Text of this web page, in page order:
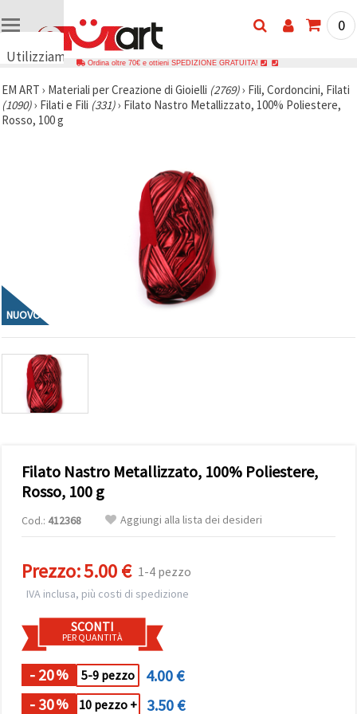
Utilizziamo
🍪
Utilizziamo
cookie e
analitici, di
marketing e
funzionali
per
migliorare
offerta e
visualizzare
contenuti
personalizzati.
tutti i
cookie. •
Clicca su
Cookie" per
personalizzare
Puoi
o revocare
consenso
in qualsiasi
momento.
Per ulteriori
informazioni,
consultare
la nostra
0
Ordina oltre 70€ e ottieni SPEDIZIONE GRATUITA!
EM ART › Materiali per Creazione di Gioielli (2769)› Fili, Cordoncini, Filati
(1090)› Filati e Fili (331)› Filato Nastro Metallizzato, 100% Poliestere,
Rosso, 100 g
NUOVO
Filato Nastro Metallizzato, 100% Poliestere,
Rosso, 100 g
Cod.: 412368 Aggiungi alla lista dei desideri
Prezzo:5.00 € 1-4 pezzo
IVA inclusa, più costi di spedizione
SCONTI
PER QUANTITÀ
- 20% 5-9 pezzo
4.00 €
- 30% 10 pezzo + 3.50 €